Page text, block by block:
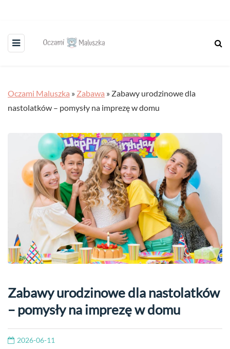
Oczami Maluszka » Zabawa » Zabawy urodzinowe dla
nastolatków – pomysły na imprezę w domu
Zabawy urodzinowe dla nastolatków
– pomysły na imprezę w domu
2026-06-11